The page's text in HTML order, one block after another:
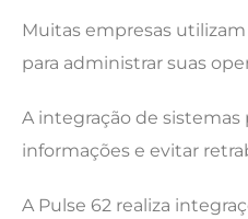
Muitas empresas
para administrar suas
A integração de
informações e evitar
A Pulse 62 realiza